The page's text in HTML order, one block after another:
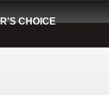
CHOICE